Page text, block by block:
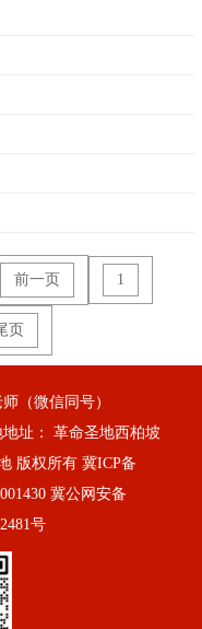
前一页 1
页
（微信同号）
地址： 革命圣地西柏坡
版权所有 冀ICP备
冀公网安备
号